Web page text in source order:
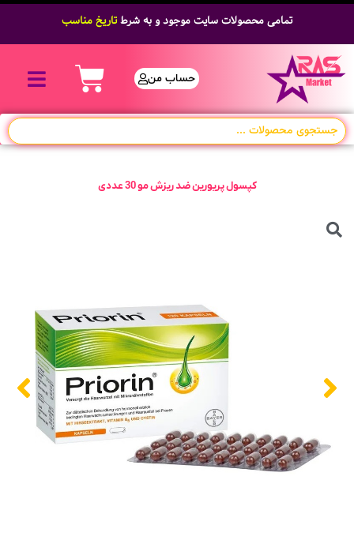
تمامی محصولات سایت موجود و به شرطتاریخ مناسب
حساب من
کپسول پریورین ضد ریزش مو 30 عددی